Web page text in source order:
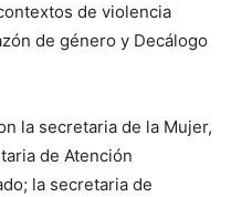
de violencia
de género y Decálogo
la secretaria de la Mujer,
de Atención
la secretaria de